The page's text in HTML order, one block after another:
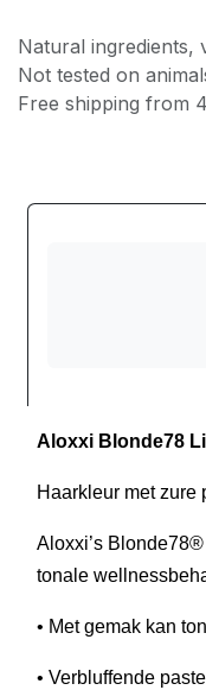
Natural ingredients,
Not tested on
Free shipping from
Aloxxi Blonde78
Haarkleur met zure
Aloxxi’s
tonale
• Met gemak kan
• Verbluffende